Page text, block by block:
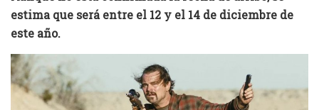
estima que será entre el 12 y el 14 de diciembre de
este año.